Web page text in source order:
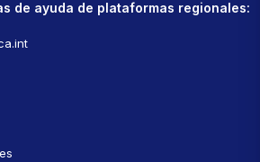
de ayuda de plataformas regionales: